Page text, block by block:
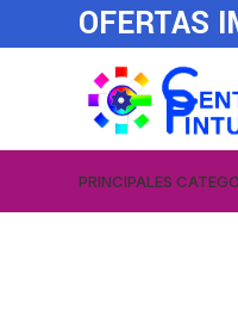
OFERTAS
PRINCIPALES